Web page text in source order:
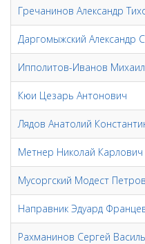
Гречанинов Александр
Даргомыжский Александр
Ипполитов-Иванов
Кюи Цезарь Антонович
Лядов Анатолий
Метнер Николай Карлович
Мусоргский Модест
Направник Эдуард
Рахманинов Сергей